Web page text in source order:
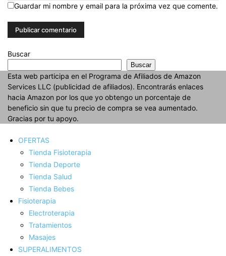
Guardar mi nombre y email para la próxima vez que comente.
Buscar
Buscar
Esta web participa en el Programa de Afiliados de Amazon
Services LLC (publicidad de afiliados). Encontrarás enlaces
hacia Amazon por los que yo obtengo un porcentaje de
beneficio sin que tu precio de compra se vea aumentado.
Gracias por tu apoyo.
OFERTAS
Tienda Fisioterapia
Tienda Deporte
Tienda Salud
Tienda Bebes
Fisioterapia
Electroterapia
Tratamientos
Masajes
SUPERALIMENTOS